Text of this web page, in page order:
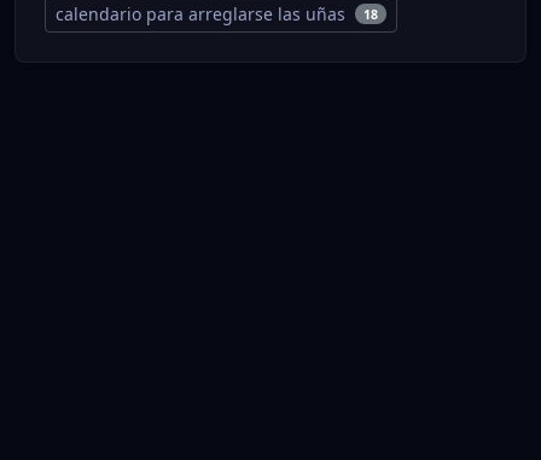
calendario para arreglarse las uñas 18